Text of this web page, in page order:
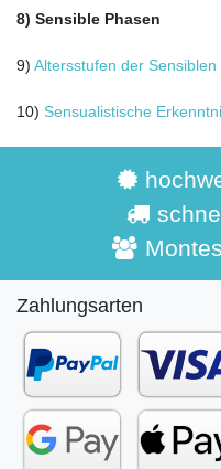
8) Sensible Phasen
9) Altersstufen der Sensiblen
10) Sensualistische
Zahlungsarten